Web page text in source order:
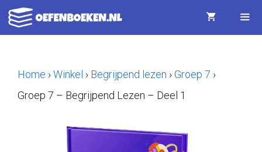
Ga
naar
inhoudHome ›Winkel › Begrijpend lezen ›Groep 7 ›
Groep 7 – Begrijpend Lezen – Deel 1